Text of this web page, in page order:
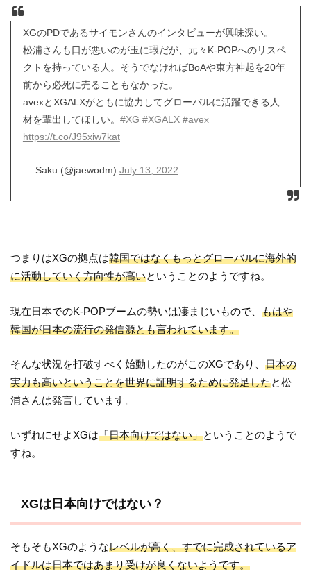
XGのPDであるサイモンさんのインタビューが興味深い。
松浦さんも口が悪いのが玉に瑕だが、元々K-POPへのリスペ
クトを持っている人。そうでなければBoAや東方神起を20年
前から必死に売ることもなかった。
avexとXGALXがともに協力してグローバルに活躍できる人
材を輩出してほしい。 #XG #XGALX #avex
https://t.co/J95xiw7kat
— Saku (@jaewodm) July 13, 2022
つまりはXGの拠点は韓国ではなくもっとグローバルに海外的
に活動していく方向性が高いということのようですね。
現在日本でのK-POPブームの勢いは凄まじいもので、もはや
韓国が日本の流行の発信源とも言われています。
そんな状況を打破すべく始動したのがこのXGであり、日本の
実力も高いということを世界に証明するために発足したと松
浦さんは発言しています。
いずれにせよXGは「日本向けではない」ということのようで
すね。
XGは日本向けではない？
そもそもXGのようなレベルが高く、すでに完成されているア
イドルは日本ではあまり受けが良くないようです。